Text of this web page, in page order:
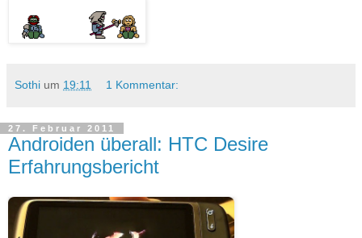
Sothi um 19:11 1 Kommentar:
27. Februar 2011
Androiden überall: HTC Desire
Erfahrungsbericht